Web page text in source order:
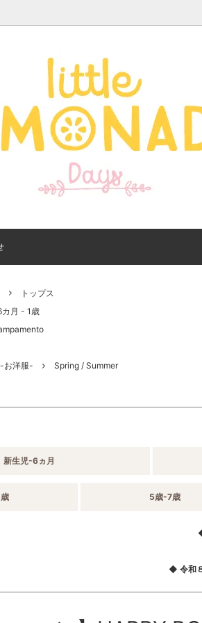
- Goods - 雑貨 -
Brands
】 2026
水着・浮
【出産ギフト
いにおすすめ
ご紹介
トップス
カ月 - 1歳
お洋服- Spring / Summer
新生児-6ヵ月
5歳-7歳
◆ 令和